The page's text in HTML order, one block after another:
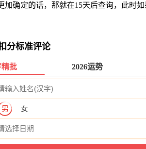
加确定的话，那就在15天后查询，此时
分标准评论
精批 2026运势
男 女